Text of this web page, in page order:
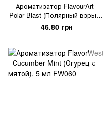
Ароматизатор FlavourArt -
Polar Blast (Полярный взрыв),
5 мл
46.80 грн